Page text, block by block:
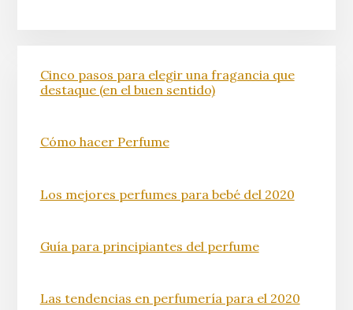
Cinco pasos para elegir una fragancia que
destaque (en el buen sentido)
Cómo hacer Perfume
Los mejores perfumes para bebé del 2020
Guía para principiantes del perfume
Las tendencias en perfumería para el 2020